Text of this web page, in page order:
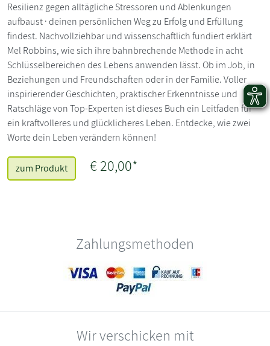
Resilienz gegen alltägliche Stressoren und Ablenkungen
aufbaust · deinen persönlichen Weg zu Erfolg und Erfüllung
findest. Nachvollziehbar und wissenschaftlich fundiert erklärt
Mel Robbins, wie sich ihre bahnbrechende Methode in acht
Schlüsselbereichen des Lebens anwenden lässt. Ob im Job, in
Beziehungen und Freundschaften oder in der Familie. Voller
inspirierender Geschichten, praktischer Erkenntnisse und
Ratschläge von Top-Experten ist dieses Buch ein Leitfaden für
ein kraftvolleres und glücklicheres Leben. Entdecke, wie zwei
Worte dein Leben verändern können!
zum Produkt € 20,00*
Zahlungsmethoden
Wir verschicken mit